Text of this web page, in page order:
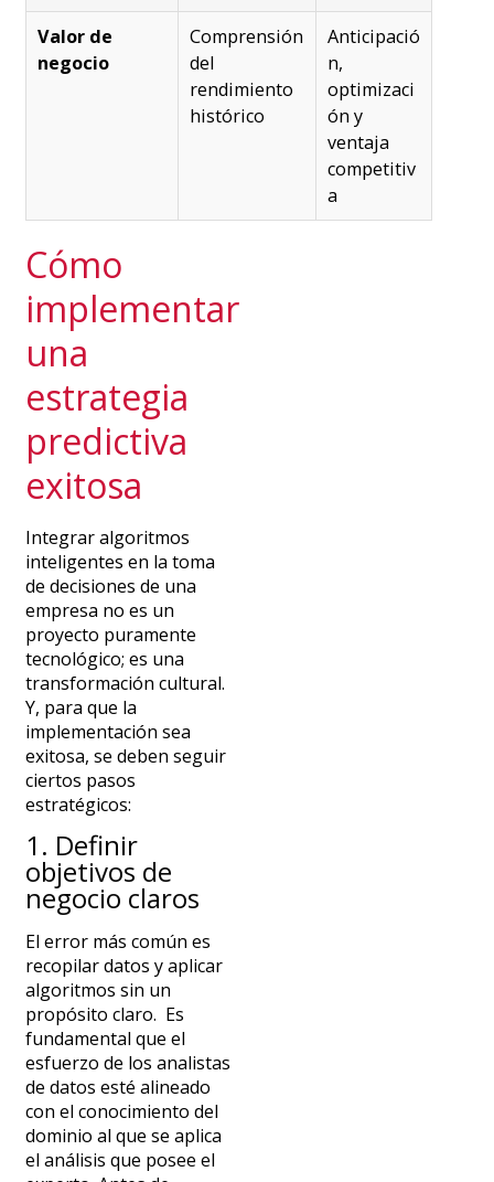
Valor de
negocio
Comprensión
del
rendimiento
histórico
Anticipació
n,
optimizaci
ón y
ventaja
competitiv
a
Cómo
implementar
una
estrategia
predictiva
exitosa
Integrar algoritmos
inteligentes en la toma
de decisiones de una
empresa no es un
proyecto puramente
tecnológico; es una
transformación cultural.
Y, para que la
implementación sea
exitosa, se deben seguir
ciertos pasos
estratégicos:
1. Definir
objetivos de
negocio claros
El error más común es
recopilar datos y aplicar
algoritmos sin un
propósito claro. Es
fundamental que el
esfuerzo de los analistas
de datos esté alineado
con el conocimiento del
dominio al que se aplica
el análisis que posee el